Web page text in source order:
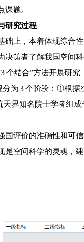
课题。
研究过程
础上，本着体现综合
决策者了解我国空间
个结合”方法开展研
为 3 个阶段：①根
界知名院士学者组
国评价的准确性和可
是空间科学的灵魂，